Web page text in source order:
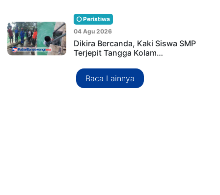
Peristiwa
04 Agu 2026
Dikira Bercanda, Kaki Siswa SMP
Terjepit Tangga Kolam…
Baca Lainnya